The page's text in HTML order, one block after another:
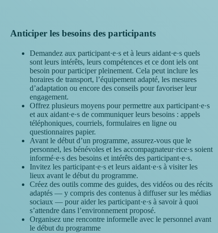
Anticiper les besoins des participants
Demandez aux participant·e·s et à leurs aidant·e·s quels
sont leurs intérêts, leurs compétences et ce dont iels ont
besoin pour participer pleinement. Cela peut inclure les
horaires de transport, l’équipement adapté, les mesures
d’adaptation ou encore des conseils pour favoriser leur
engagement.
Offrez plusieurs moyens pour permettre aux participant·e·s
et aux aidant·e·s de communiquer leurs besoins : appels
téléphoniques, courriels, formulaires en ligne ou
questionnaires papier.
Avant le début d’un programme, assurez-vous que le
personnel, les bénévoles et les accompagnateur·rice·s soient
informé·e·s des besoins et intérêts des participant·e·s.
Invitez les participant·e·s et leurs aidant·e·s à visiter les
lieux avant le début du programme.
Créez des outils comme des guides, des vidéos ou des récits
adaptés — y compris des contenus à diffuser sur les médias
sociaux — pour aider les participant·e·s à savoir à quoi
s’attendre dans l’environnement proposé.
Organisez une rencontre informelle avec le personnel avant
le début du programme